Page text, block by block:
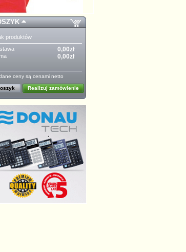
produktów
0,00zł
0,00zł
ceny są cenami netto
Realizuj zamówienie